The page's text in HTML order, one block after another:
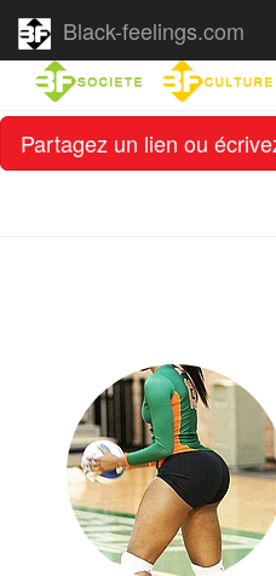
Partagez un lien ou
Black-feelings.com